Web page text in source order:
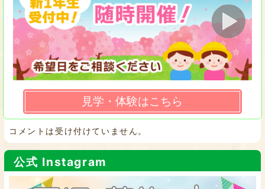
見学・体験はこちら
コメントは受け付けていません。
公式 Instagram